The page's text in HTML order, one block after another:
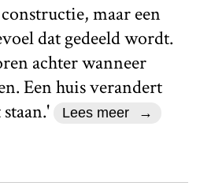
maar een
dat gedeeld wordt.
achter wanneer
Een huis verandert
Lees meer